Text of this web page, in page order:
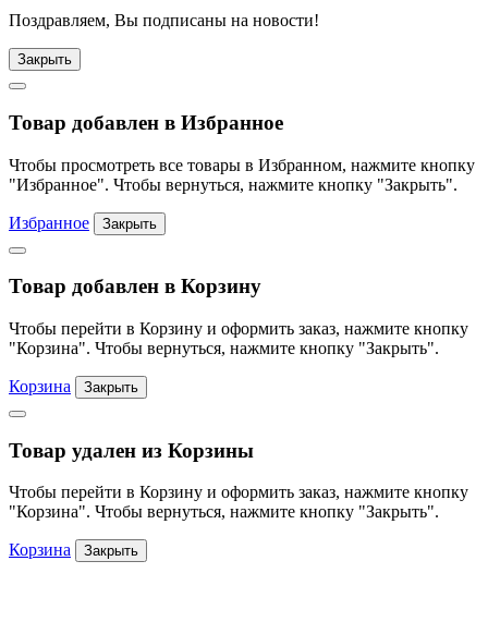
Поздравляем, Вы подписаны на новости!
Закрыть
Товар добавлен в Избранное
Чтобы просмотреть все товары в Избранном, нажмите кнопку
"Избранное". Чтобы вернуться, нажмите кнопку "Закрыть".
Избранное Закрыть
Товар добавлен в Корзину
Чтобы перейти в Корзину и оформить заказ, нажмите кнопку
"Корзина". Чтобы вернуться, нажмите кнопку "Закрыть".
Корзина Закрыть
Товар удален из Корзины
Чтобы перейти в Корзину и оформить заказ, нажмите кнопку
"Корзина". Чтобы вернуться, нажмите кнопку "Закрыть".
Корзина Закрыть